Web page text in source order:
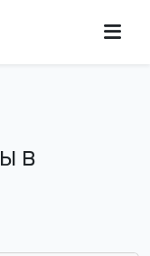
в